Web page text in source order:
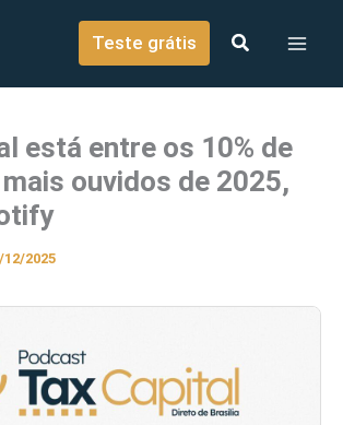
Teste grátis
está entre os 10% de
ouvidos de 2025,
12/2025